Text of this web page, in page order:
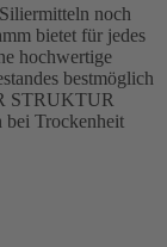
noch
bietet für jedes
hochwertige
bestmöglich
STRUKTUR
bei Trockenheit